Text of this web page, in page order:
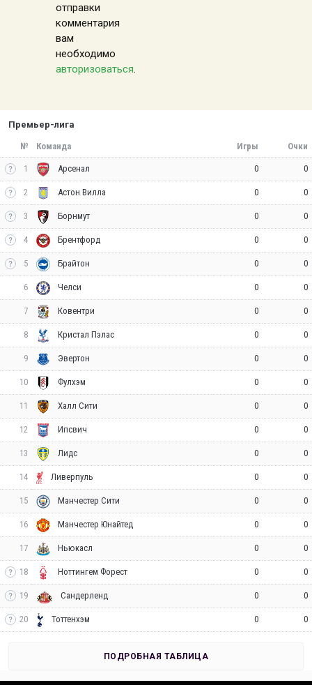
отправки
комментария
вам
необходимо
авторизоваться.
Премьер-лига
№ Команда Игры Очки
1 Арсенал 0 0
2 Астон Вилла 0 0
3 Борнмут 0 0
4 Брентфорд 0 0
5 Брайтон 0 0
6 Челси 0 0
7 Ковентри 0 0
8 Кристал Пэлас 0 0
9 Эвертон 0 0
10 Фулхэм 0 0
11 Халл Сити 0 0
12 Ипсвич 0 0
13 Лидс 0 0
14 Ливерпуль 0 0
15 Манчестер Сити 0 0
16 Манчестер Юнайтед 0 0
17 Ньюкасл 0 0
18 Ноттингем Форест 0 0
19 Сандерленд 0 0
20 Тоттенхэм 0 0
ПОДРОБНАЯ ТАБЛИЦА